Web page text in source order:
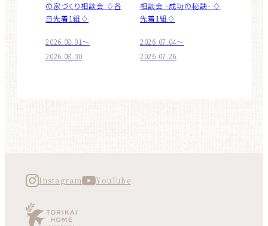
の家づくり相談会 ♢各
日先着1組♢
2026.08.01～
2026.08.30
相談会 -成功の秘訣- ♢
先着1組♢
2026.07.04～
2026.07.26
Instagram YouTube